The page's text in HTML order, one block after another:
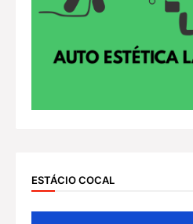
ESTÁCIO COCAL